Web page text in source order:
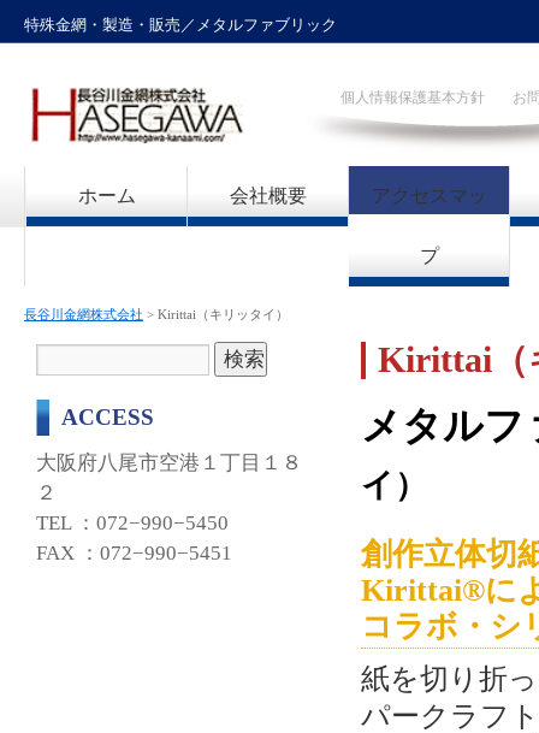
特殊金網・製造・販売／メタルファブリック
個人情報保護基本方針 お
ホーム 会社概要 アクセスマッ
プ
長谷川金網株式会社 > Kirittai（キリッタイ）
Kirittai（
メタル
イ）
創作立体切
Kirittai®に
コラボ・シ
紙を切り折
パークラフ
ACCESS
大阪府八尾市空港１丁目１８
２
TEL ：072−990−5450
FAX ：072−990−5451